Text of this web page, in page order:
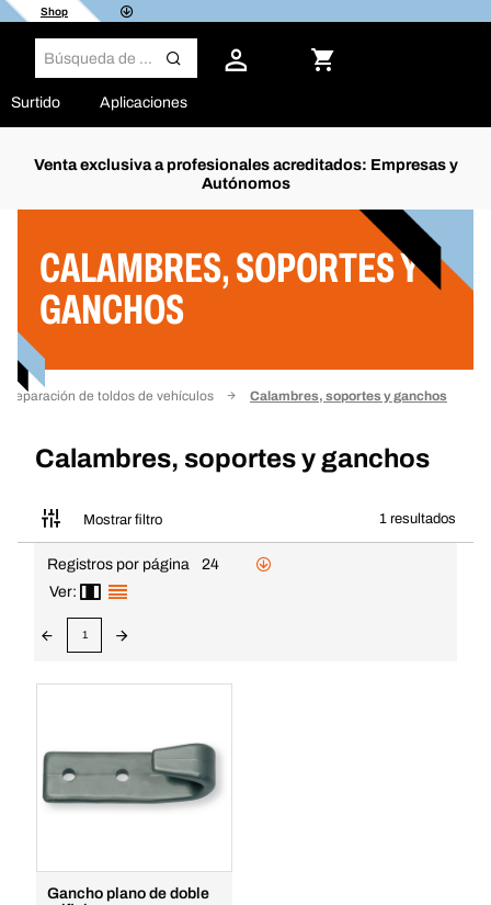
Shop
Surtido Aplicaciones
Venta exclusiva a profesionales acreditados: Empresas y
Autónomos
CALAMBRES, SOPORTES Y
GANCHOS
Reparación de toldos de vehículos Calambres, soportes y ganchos
Calambres, soportes y ganchos
Mostrar filtro 1 resultados
Filtro
Registros por página
24
Ver:
1
Gancho plano de doble